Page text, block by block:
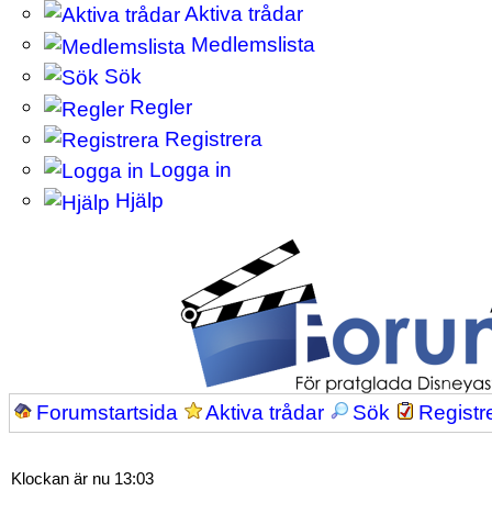
Aktiva trådar
Medlemslista
Sök
Regler
Registrera
Logga in
Hjälp
Forumstartsida Aktiva trådar Sök
Klockan är nu 13:03